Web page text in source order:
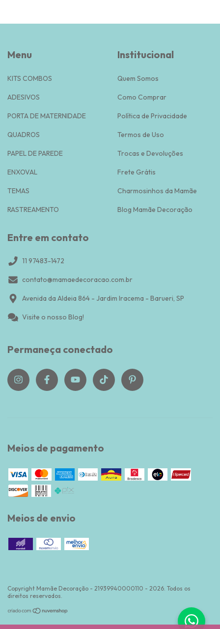
Menu
KITS COMBOS
ADESIVOS
PORTA DE MATERNIDADE
QUADROS
PAPEL DE PAREDE
ENXOVAL
TEMAS
RASTREAMENTO
Institucional
Quem Somos
Como Comprar
Política de Privacidade
Termos de Uso
Trocas e Devoluções
Frete Grátis
Charmosinhos da Mamãe
Blog Mamãe Decoração
Entre em contato
11 97483-1472
contato@mamaedecoracao.com.br
Avenida da Aldeia 864 - Jardim Iracema - Barueri, SP
Visite o nosso Blog!
Permaneça conectado
Meios de pagamento
Meios de envio
Copyright Mamãe Decoração - 21939940000110 - 2026. Todos os
direitos reservados.